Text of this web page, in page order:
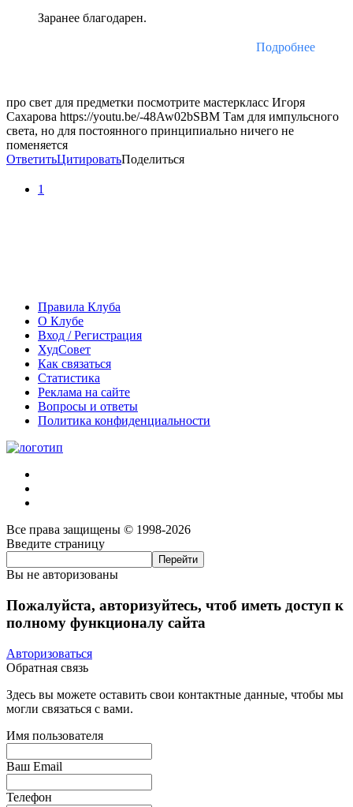
Заранее благодарен.
Подробнее
про свет для предметки посмотрите мастеркласс Игоря
Сахарова https://youtu.be/-48Aw02bSBM Там для импульсного
света, но для постоянного принципиально ничего не
поменяется
ОтветитьЦитироватьПоделиться
1
Правила Клуба
О Клубе
Вход / Регистрация
ХудСовет
Как связаться
Статистика
Реклама на сайте
Вопросы и ответы
Политика конфиденциальности
Все права защищены © 1998-2026
Введите страницу
Вы не авторизованы
Пожалуйста, авторизуйтесь, чтоб иметь доступ к
полному функционалу сайта
Авторизоваться
Обратная связь
Здесь вы можете оставить свои контактные данные, чтобы мы
могли связаться с вами.
Имя пользователя
Ваш Email
Телефон